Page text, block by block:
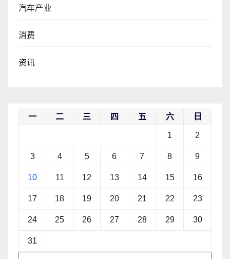
汽车产业
消费
资讯
一 二 三 四 五 六 日
1 2
3 4 5 6 7 8 9
10 11 12 13 14 15 16
17 18 19 20 21 22 23
24 25 26 27 28 29 30
31